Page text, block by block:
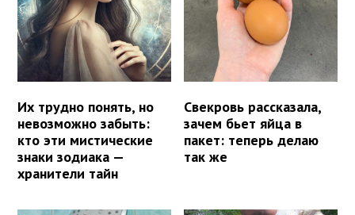
Их трудно понять, но
невозможно забыть:
кто эти мистические
знаки зодиака —
хранители тайн
Свекровь рассказала,
зачем бьет яйца в
пакет: теперь делаю
так же